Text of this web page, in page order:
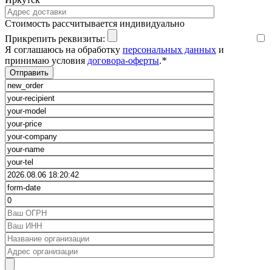
Cтоимость рассчитывается индивидуально
Прикрепить реквизиты:
Я соглашаюсь на обработку персональных данных и
принимаю условия договора-оферты.*